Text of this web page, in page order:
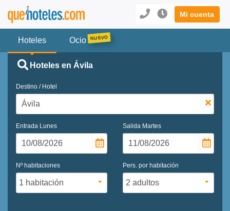
Mi cuenta
Hoteles Ocio
Hoteles en Ávila
Destino / Hotel
Entrada Lunes Salida Martes
Nº habitaciones Pers. por habitación